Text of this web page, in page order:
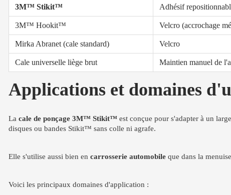
3M™ Stikit™ Adhésif
3M™ Hookit™ Velcro (accrochage
Mirka Abranet (cale standard) Velcro
Cale universelle liège brut Maintien manuel de
Applications et domaines
La cale de ponçage 3M™ Stikit™ est conçue pour s'adapter à un
disques ou bandes Stikit™ sans colle ni agrafe.
Elle s'utilise aussi bien en carrosserie automobile que dans la
Voici les principaux domaines d'application :